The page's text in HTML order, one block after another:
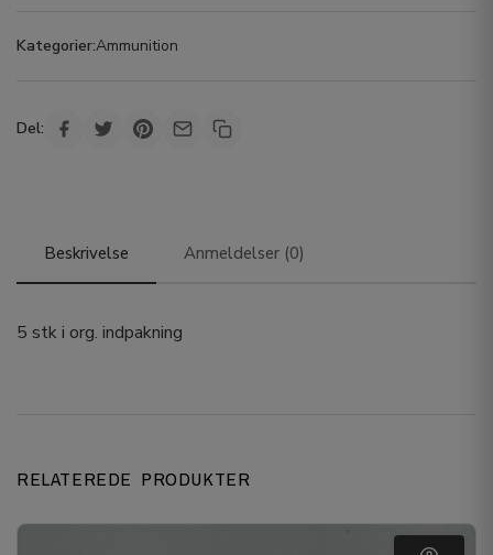
Kategorier:Ammunition
Del:
Beskrivelse Anmeldelser (0)
5 stk i org. indpakning
RELATEREDE PRODUKTER